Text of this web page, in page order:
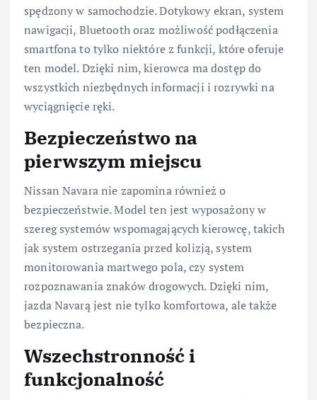
spędzony w samochodzie. Dotykowy ekran, system
nawigacji, Bluetooth oraz możliwość podłączenia
smartfona to tylko niektóre z funkcji, które oferuje
ten model. Dzięki nim, kierowca ma dostęp do
wszystkich niezbędnych informacji i rozrywki na
wyciągnięcie ręki.
Bezpieczeństwo na
pierwszym miejscu
Nissan Navara nie zapomina również o
bezpieczeństwie. Model ten jest wyposażony w
szereg systemów wspomagających kierowcę, takich
jak system ostrzegania przed kolizją, system
monitorowania martwego pola, czy system
rozpoznawania znaków drogowych. Dzięki nim,
jazda Navarą jest nie tylko komfortowa, ale także
bezpieczna.
Wszechstronność i
funkcjonalność